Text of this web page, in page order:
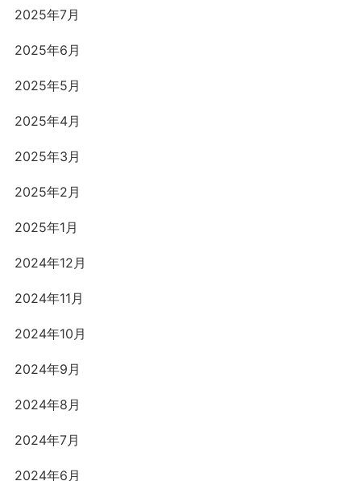
2025年7月
2025年6月
2025年5月
2025年4月
2025年3月
2025年2月
2025年1月
2024年12月
2024年11月
2024年10月
2024年9月
2024年8月
2024年7月
2024年6月